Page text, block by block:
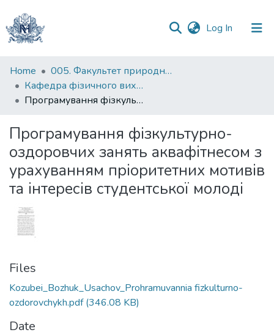
Log In (current)
Communities
&
Collections
Statistics
Home
005. Факультет природничих наук
Кафедра фізичного виховання
Програмування фізкультурно-оздоровчих занять аквафітнесом з урахуванням пріоритетних мотивів та інтересів студентської молоді
Програмування фізкультурно-
оздоровчих занять аквафітнесом з
урахуванням пріоритетних мотивів
та інтересів студентської молоді
Files
Kozubei_Bozhuk_Usachov_Prohramuvannia fizkulturno-
ozdorovchykh.pdf(346.08 KB)
Date